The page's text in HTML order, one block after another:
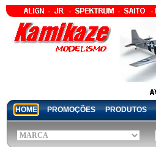
HOME PROMOÇÕES PRODUTOS